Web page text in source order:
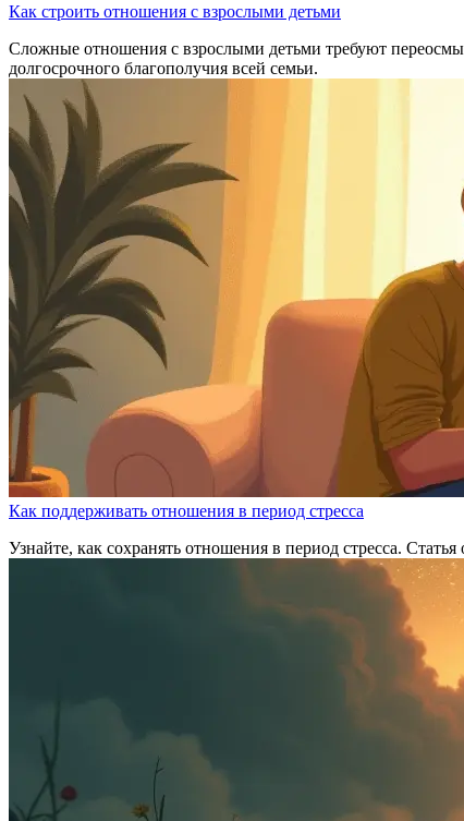
Как строить отношения с взрослыми детьми
Сложные отношения с взрослыми детьми требуют
долгосрочного благополучия всей семьи.
Как поддерживать отношения в период стресса
Узнайте, как сохранять отношения в период стресса.